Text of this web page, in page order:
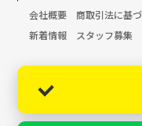
会社概要 商取引法に基
新着情報
スタッフ募集